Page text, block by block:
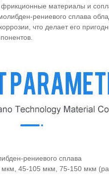
материалы и
рениевого сплава
что делает его
рениевого сплава
45-105 мкм, 75-150 мкм